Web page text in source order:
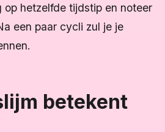
op hetzelfde tijdstip en noteer
een paar cycli zul je je
betekent